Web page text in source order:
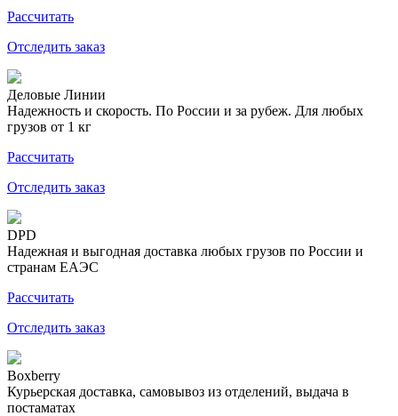
Рассчитать
Отследить заказ
Деловые Линии
Надежность и скорость. По России и за рубеж. Для любых
грузов от 1 кг
Рассчитать
Отследить заказ
DPD
Надежная и выгодная доставка любых грузов по России и
странам ЕАЭС
Рассчитать
Отследить заказ
Boxberry
Курьерская доставка, самовывоз из отделений, выдача в
постаматах